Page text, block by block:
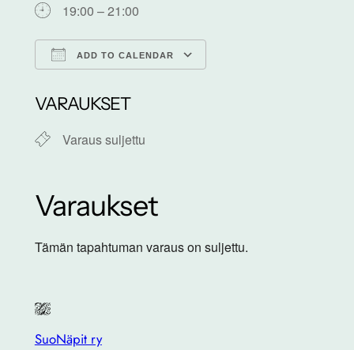
19:00 – 21:00
ADD TO CALENDAR
VARAUKSET
Varaus suljettu
Varaukset
Tämän tapahtuman varaus on suljettu.
SuoNäpit ry